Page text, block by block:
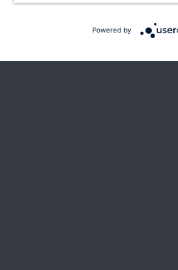
Powered by